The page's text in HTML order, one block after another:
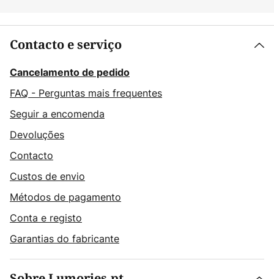
Contacto e serviço
Cancelamento de pedido
FAQ - Perguntas mais frequentes
Seguir a encomenda
Devoluções
Contacto
Custos de envio
Métodos de pagamento
Conta e registo
Garantias do fabricante